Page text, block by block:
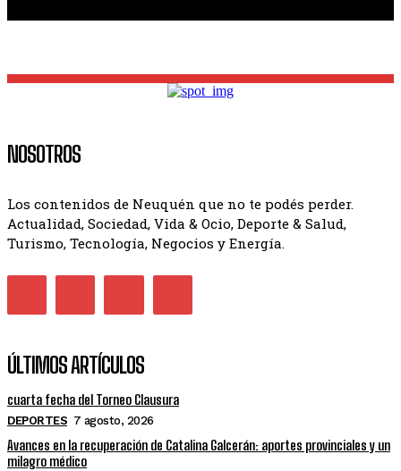
NOSOTROS
Los contenidos de Neuquén que no te podés perder.
Actualidad, Sociedad, Vida & Ocio, Deporte & Salud,
Turismo, Tecnología, Negocios y Energía.
ÚLTIMOS ARTÍCULOS
cuarta fecha del Torneo Clausura
DEPORTES 7 agosto, 2026
Avances en la recuperación de Catalina Galcerán: aportes provinciales y un
milagro médico